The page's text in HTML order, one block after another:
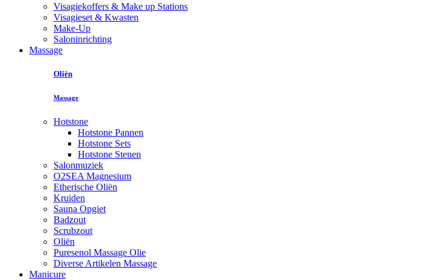
Visagiekoffers & Make up Stations
Visagieset & Kwasten
Make-Up
Saloninrichting
Massage
Oliën
Massage
Hotstone
Hotstone Pannen
Hotstone Sets
Hotstone Stenen
Salonmuziek
O2SEA Magnesium
Etherische Oliën
Kruiden
Sauna Opgiet
Badzout
Scrubzout
Oliën
Puresenol Massage Olie
Diverse Artikelen Massage
Manicure